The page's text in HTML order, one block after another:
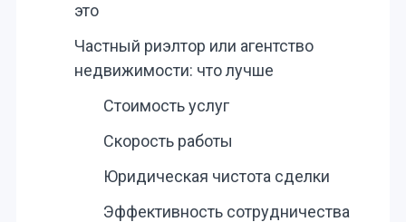
это
Частный риэлтор или агентство
недвижимости: что лучше
Стоимость услуг
Скорость работы
Юридическая чистота сделки
Эффективность сотрудничества